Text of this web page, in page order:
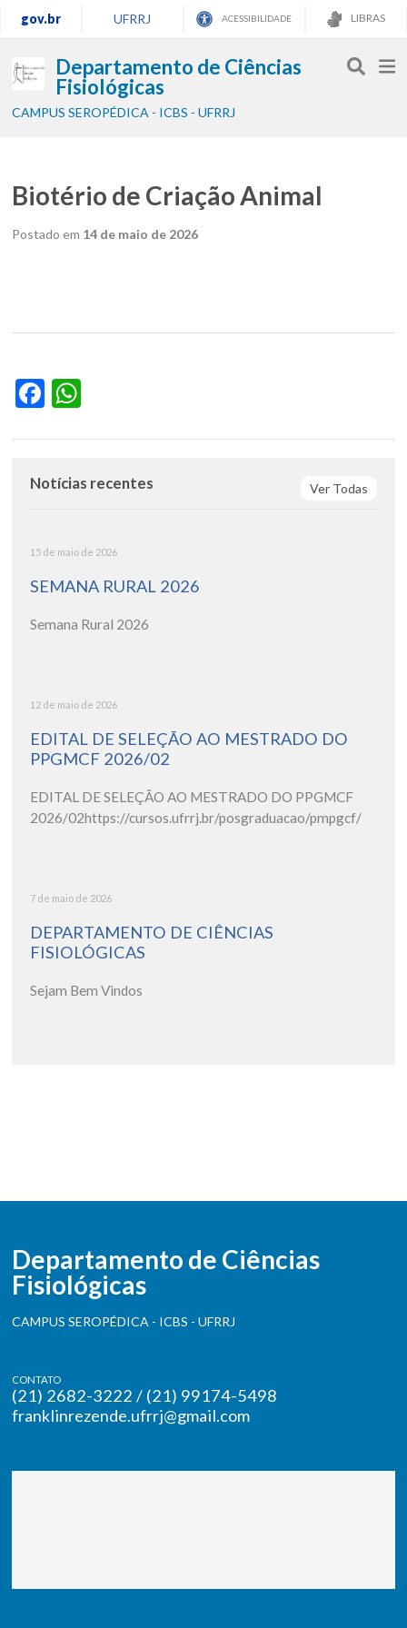
gov.br UFRRJ ACESSIBILIDADE LIBRAS
Departamento de Ciências
Fisiológicas
CAMPUS SEROPÉDICA - ICBS - UFRRJ
Biotério de Criação Animal
Postado em 14 de maio de 2026
Facebook
Ver Todas
Notícias recentes
15 de maio de 2026
SEMANA RURAL 2026
Semana Rural 2026
12 de maio de 2026
EDITAL DE SELEÇÃO AO MESTRADO DO
PPGMCF 2026/02
EDITAL DE SELEÇÃO AO MESTRADO DO PPGMCF
2026/02https://cursos.ufrrj.br/posgraduacao/pmpgcf/
7 de maio de 2026
DEPARTAMENTO DE CIÊNCIAS
FISIOLÓGICAS
Sejam Bem Vindos
Departamento de Ciências
Fisiológicas
CAMPUS SEROPÉDICA - ICBS - UFRRJ
CONTATO
(21) 2682-3222 / (21) 99174-5498
franklinrezende.ufrrj@gmail.com